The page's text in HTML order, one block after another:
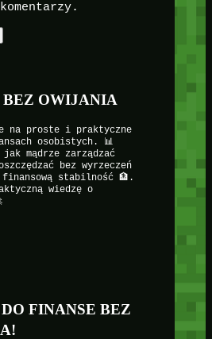
BEZ OWIJANIA
na proste i praktyczne
osobistych. 📊
mądrze zarządzać
bez wyrzeczeń
finansową stabilność 🏦.
wiedzę o
FINANSE BEZ